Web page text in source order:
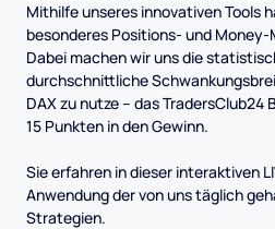
Mithilfe unseres innovativen Tools
besonderes Positions- und
Dabei machen wir uns die
durchschnittliche
DAX zu nutze – das
15 Punkten in den Gewinn.
Sie erfahren in dieser interaktiven
Anwendung der von uns täglich
Strategien.